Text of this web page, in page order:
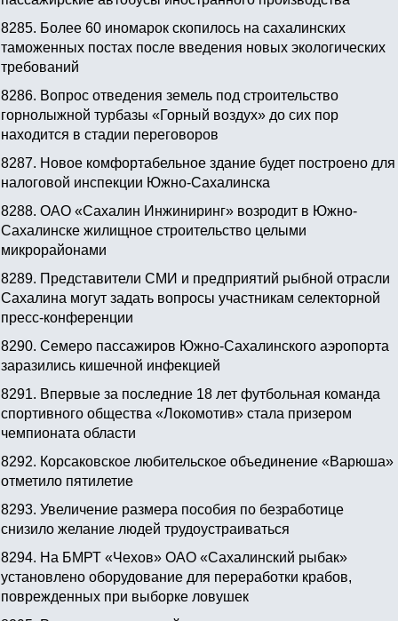
8285. Более 60 иномарок скопилось на сахалинских
таможенных постах после введения новых экологических
требований
8286. Вопрос отведения земель под строительство
горнолыжной турбазы «Горный воздух» до сих пор
находится в стадии переговоров
8287. Новое комфортабельное здание будет построено для
налоговой инспекции Южно-Сахалинска
8288. ОАО «Сахалин Инжиниринг» возродит в Южно-
Сахалинске жилищное строительство целыми
микрорайонами
8289. Представители СМИ и предприятий рыбной отрасли
Сахалина могут задать вопросы участникам селекторной
пресс-конференции
8290. Семеро пассажиров Южно-Сахалинского аэропорта
заразились кишечной инфекцией
8291. Впервые за последние 18 лет футбольная команда
спортивного общества «Локомотив» стала призером
чемпионата области
8292. Корсаковское любительское объединение «Варюша»
отметило пятилетие
8293. Увеличение размера пособия по безработице
снизило желание людей трудоустраиваться
8294. На БМРТ «Чехов» ОАО «Сахалинский рыбак»
установлено оборудование для переработки крабов,
поврежденных при выборке ловушек